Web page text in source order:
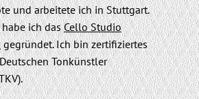
und arbeitete ich in Stuttgart.
ich dasCello Studio
gegründet. Ich bin zertifiziertes
Tonkünstler
).